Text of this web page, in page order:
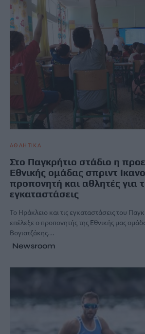
ΑΘΛΗΤΙΚΑ
Στο Παγκρήτιο στάδιο η
Εθνικής ομάδας σπριντ
προπονητή και αθλητές για
εγκαταστάσεις
Το Ηράκλειο και τις εγκαταστάσεις του
επέλεξε ο προπονητής της Εθνικής μας
Βογιατζάκης…
Newsroom